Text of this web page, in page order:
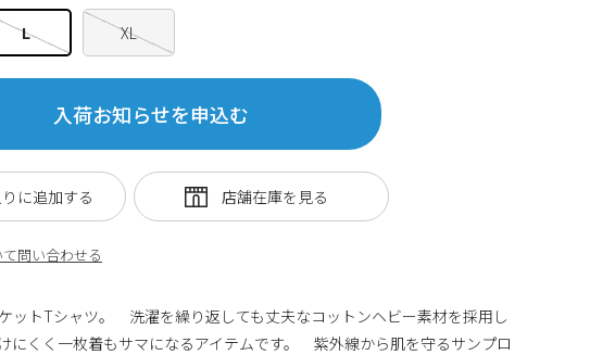
L XL
入荷お知らせを申込む
問い合わせる
に追加する
ットTシャツ。 洗濯を繰り返しても丈夫なコットンヘビー素材を採用し
にくく一枚着もサマになるアイテムです。 紫外線から肌を守るサンプロ